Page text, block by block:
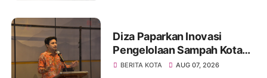
Diza Paparkan Inovasi
Pengelolaan Sampah Kota
Jambi di Forum UCLG
BERITA KOTA AUG 07, 2026